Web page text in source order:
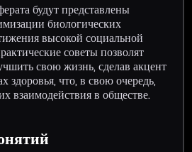
будут представлены
биологических
высокой социальной
советы позволят
свою жизнь, сделав акцент
здоровья, что, в свою очередь,
взаимодействия в обществе.